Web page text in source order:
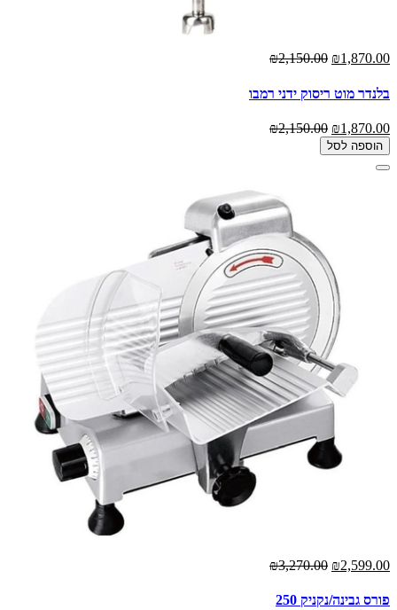
₪1,870.00
₪2,150.00
בלנדר מוט ריסוק ידני רמבו
₪1,870.00
₪2,150.00
הוספה לסל
₪2,599.00
₪3,270.00
פורס גבינה/נקניק 250